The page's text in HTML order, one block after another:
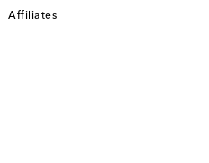
Affiliates